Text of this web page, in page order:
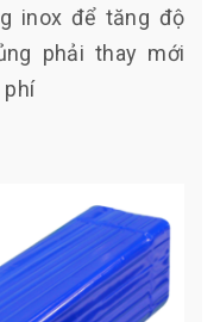
inox để tăng độ
phải thay mới
phí